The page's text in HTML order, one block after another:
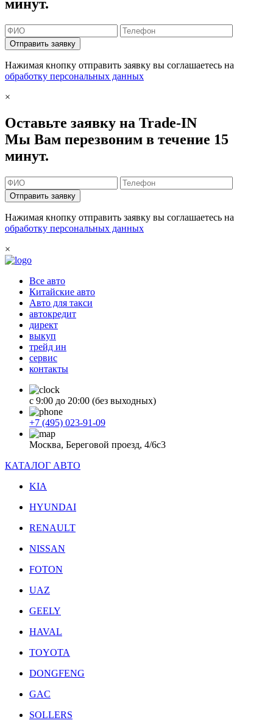
минут.
Отправить заявку
Нажимая кнопку отправить заявку вы соглашаетесь на
обработку персональных данных
×
Оставьте заявку на Trade-IN
Мы Вам перезвоним в течение 15
минут.
Отправить заявку
Нажимая кнопку отправить заявку вы соглашаетесь на
обработку персональных данных
×
Все авто
Китайские авто
Авто для такси
автокредит
директ
выкуп
трейд ин
сервис
контакты
с 9:00 до 20:00 (без выходных)
+7 (495) 023-91-09
Москва, Береговой проезд, 4/6с3
КАТАЛОГ АВТО
KIA
HYUNDAI
RENAULT
NISSAN
FOTON
UAZ
GEELY
HAVAL
TOYOTA
DONGFENG
GAC
SOLLERS